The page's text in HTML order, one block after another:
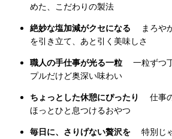
めた、こだわりの製法
絶妙な塩加減がクセになる まろや
を引き立て、あと引く美味しさ
職人の手仕事が光る一粒 一粒ずつ
プルだけど奥深い味わい
ちょっとした休憩にぴったり
仕事の
ほっとひと息つけるおやつ
毎日に、さりげない贅沢を 特別じ